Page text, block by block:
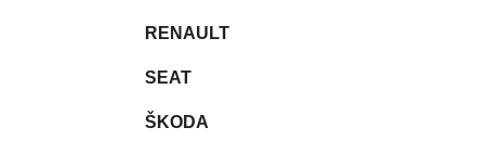
RENAULT
SEAT
ŠKODA